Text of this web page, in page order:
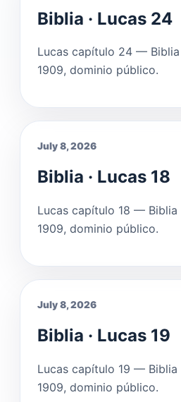
Biblia · Lucas 24
Lucas capítulo 24 — Biblia
1909, dominio público.
July 8, 2026
Biblia · Lucas 18
Lucas capítulo 18 — Biblia
1909, dominio público.
July 8, 2026
Biblia · Lucas 19
Lucas capítulo 19 — Biblia
1909, dominio público.